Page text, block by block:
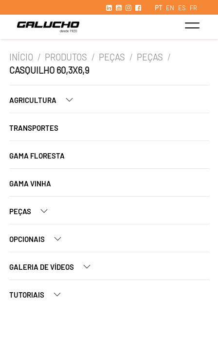
PT EN ES FR
INÍCIO / PRODUTOS / PEÇAS / PEÇAS /
CASQUILHO 60,3X6,9
AGRICULTURA
TRANSPORTES
GAMA FLORESTA
GAMA VINHA
PEÇAS
OPCIONAIS
GALERIA DE VÍDEOS
TUTORIAIS